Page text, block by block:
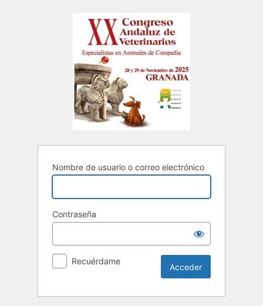
Nombre de usuario o correo electrónico
Contraseña
Recuérdame